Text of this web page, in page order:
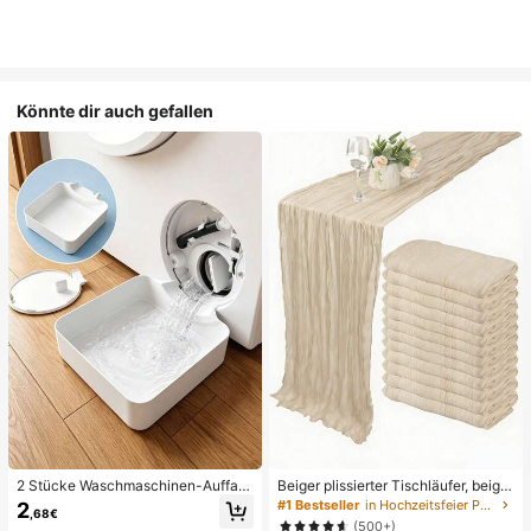
Könnte dir auch gefallen
2 Stücke Waschmaschinen-Auffan
gwanne Tropfschale, wasserdichte
Bodenschutzmatte für Waschraum,
2 ,68€
Beiger plissierter Tischläufer, beige
Tischdecke, Geburtstagsfeier-Zub
ehör, Geburtstagsdekoration, hellbr
#1 Bestseller
in Hochzeitsfeier Party-Tischdecke
(500+)